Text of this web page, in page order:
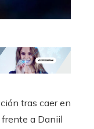
tras caer en
frente a Daniil